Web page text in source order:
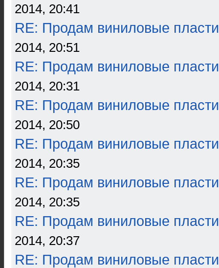
2014, 20:41
RE: Продам виниловые
2014, 20:51
RE: Продам виниловые
2014, 20:31
RE: Продам виниловые
2014, 20:50
RE: Продам виниловые
2014, 20:35
RE: Продам виниловые
2014, 20:35
RE: Продам виниловые
2014, 20:37
RE: Продам виниловые